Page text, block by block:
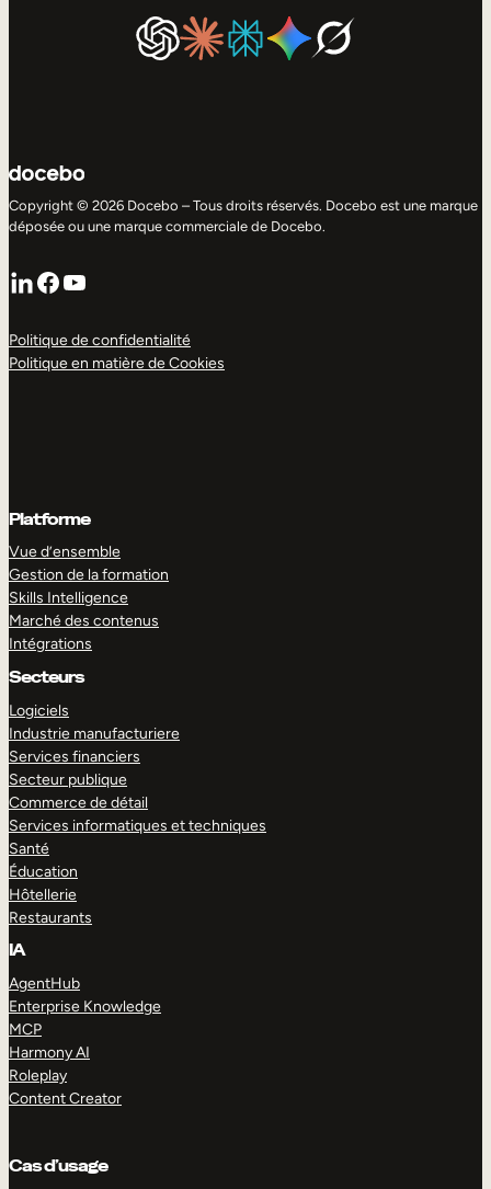
Copyright © 2026 Docebo – Tous droits réservés. Docebo est une marque
déposée ou une marque commerciale de Docebo.
LinkedIn
Facebook
YouTube
Politique de confidentialité
Politique en matière de Cookies
Platforme
Vue d’ensemble
Gestion de la formation
Skills Intelligence
Marché des contenus
Intégrations
Secteurs
Logiciels
Industrie manufacturiere
Services financiers
Secteur publique
Commerce de détail
Services informatiques et techniques
Santé
Éducation
Hôtellerie
Restaurants
IA
AgentHub
Enterprise Knowledge
MCP
Harmony AI
Roleplay
Content Creator
Cas d’usage